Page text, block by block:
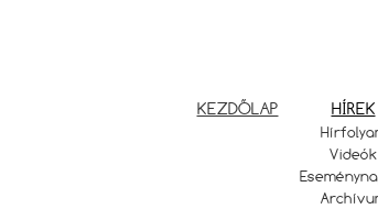
KEZDŐLAP HÍREK
Videók